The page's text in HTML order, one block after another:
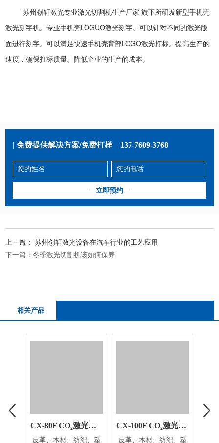
苏州创轩激光专业激光切割机生产厂家 旗下所研发新型手机壳
激光刻字机。专业手机壳LOGUO激光刻字。可以针对不同的激光版
面进行刻字。可以满足快速手机壳背部LOGO激光打标。提高生产的
速度，确保打标质量。降低企业的生产的成本。
| 免费提供解决方案/免费打样 137-7609-3768
上一篇：苏州创轩激光设备在汽车行业的工艺应用
下一篇：冬季激光切割机该如何保养
相关产品
CX-80F CO₂激光打标机
皮革、木材、纺织、塑
CX-100F CO₂激光打标机
皮革、木材、纺织、塑